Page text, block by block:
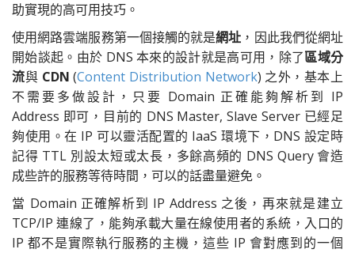
助實現的高可用技巧。
使用網路雲端服務第一個接觸的就是網址 ，因此我們從網址
開始談起。由於 DNS 本來的設計就是高可用，除了區域分
流與 CDN (Content Distribution Network) 之外，基本上
不需要多做設計，只要 Domain 正確能夠解析到 IP
Address 即可，目前的 DNS Master, Slave Server 已經足
夠使用。在 IP 可以靈活配置的 IaaS 環境下，DNS 設定時
記得 TTL 別設太短或太長，多餘高頻的 DNS Query 會造
成些許的服務等待時間，可以的話盡量避免。
當 Domain 正確解析到 IP Address 之後，再來就是建立
TCP/IP 連線了，能夠承載大量在線使用者的系統，入口的
IP 都不是實際執行服務的主機，這些 IP 會對應到的一個